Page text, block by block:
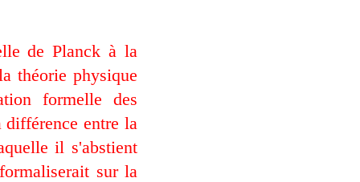
de Planck à la
théorie physique
formelle des
différence entre la
il s'abstient
sur la